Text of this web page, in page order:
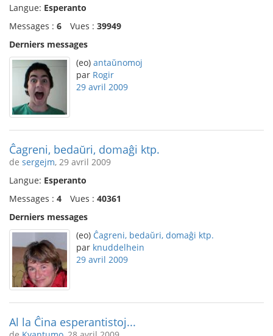
Langue: Esperanto
Messages : 6 Vues : 39949
Derniers messages
(eo) antaŭnomoj
par Rogir
29 avril 2009
Ĉagreni, bedaŭri, domaĝi ktp.
de sergejm, 29 avril 2009
Langue: Esperanto
Messages : 4 Vues : 40361
Derniers messages
(eo) Ĉagreni, bedaŭri, domaĝi ktp.
par knuddelhein
29 avril 2009
Al la Ĉina esperantistoj...